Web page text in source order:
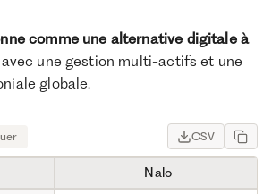
comme une alternative digitale à
avec une gestion multi-actifs et une
globale.
CSV
Nalo